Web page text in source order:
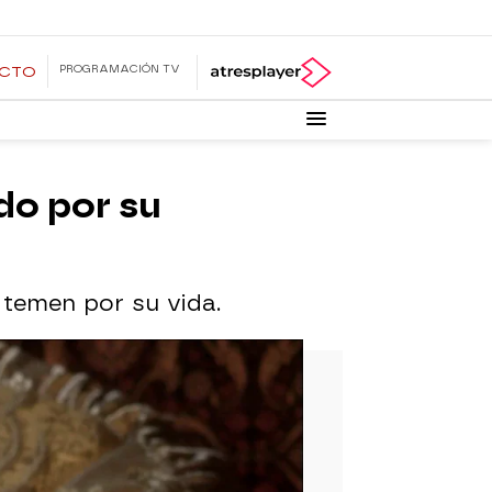
PROGRAMACIÓN TV
por su
por su vida.